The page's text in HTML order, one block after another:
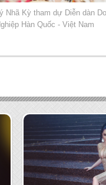
Nhã Kỳ tham dự Diễn dàn
Hàn Quốc - Việt Nam